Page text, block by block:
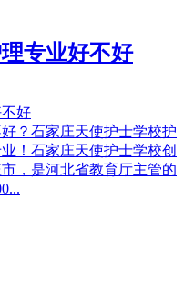
专业好不好
？石家庄天使护士学校护
！石家庄天使护士学校创
，是河北省教育厅主管的